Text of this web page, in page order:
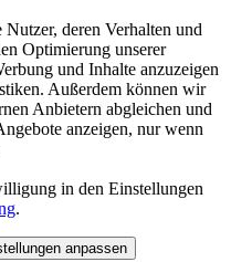
deren Verhalten und
Optimierung unserer
und Inhalte anzuzeigen
Außerdem können wir
Anbietern abgleichen und
anzeigen, nur wenn
in den Einstellungen
.
anpassen